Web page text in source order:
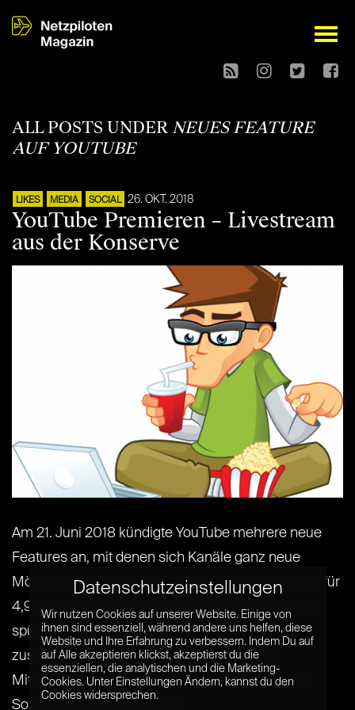
open
ALL POSTS UNDER NEUES FEATURE
AUF YOUTUBE
LIKES MEDIA SOCIAL 26. OKT. 2018
YouTube Premieren – Livestream
aus der Konserve
Am 21. Juni 2018 kündigte YouTube mehrere neue
Features an, mit denen sich Kanäle ganz neue
Möglichkeiten öffnen. Kostenpflichtige Kanalabos für
4,99 US-Dollar sollen nicht nur Geld in die Kasse
spülen, sondern auch das Ranking der Kanäle
zusätzlich verbessern. Für diese Premium-
Mitgliedschaft winken neue Emojis, Badges und
Sonderrechte für den[...] [...]
Datenschutzeinstellungen
Wir nutzen Cookies auf unserer Website. Einige von
ihnen sind essenziell, während andere uns helfen, diese
Website und Ihre Erfahrung zu verbessern. Indem Du auf
auf Alle akzeptieren klickst, akzeptierst du die
essenziellen, die analytischen und die Marketing-
Cookies. Unter Einstellungen Ändern, kannst du den
Cookies widersprechen.